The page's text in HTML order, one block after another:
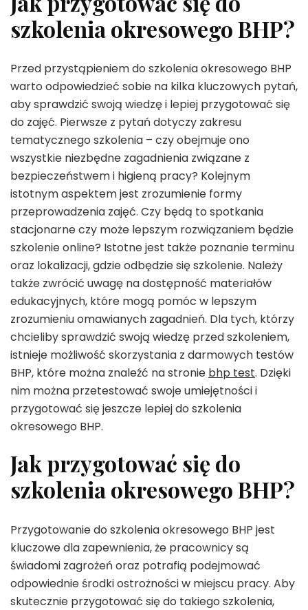
szkolenia okresowego BHP?
Przed przystąpieniem do szkolenia okresowego BHP
warto odpowiedzieć sobie na kilka kluczowych pytań,
aby sprawdzić swoją wiedzę i lepiej przygotować się
do zajęć. Pierwsze z pytań dotyczy zakresu
tematycznego szkolenia – czy obejmuje ono
wszystkie niezbędne zagadnienia związane z
bezpieczeństwem i higieną pracy? Kolejnym
istotnym aspektem jest zrozumienie formy
przeprowadzenia zajęć. Czy będą to spotkania
stacjonarne czy może lepszym rozwiązaniem będzie
szkolenie online? Istotne jest także poznanie terminu
oraz lokalizacji, gdzie odbędzie się szkolenie. Należy
także zwrócić uwagę na dostępność materiałów
edukacyjnych, które mogą pomóc w lepszym
zrozumieniu omawianych zagadnień. Dla tych, którzy
chcieliby sprawdzić swoją wiedzę przed szkoleniem,
istnieje możliwość skorzystania z darmowych testów
BHP, które można znaleźć na stronie bhp test. Dzięki
nim można przetestować swoje umiejętności i
przygotować się jeszcze lepiej do szkolenia
okresowego BHP.
Jak przygotować się do
szkolenia okresowego BHP?
Przygotowanie do szkolenia okresowego BHP jest
kluczowe dla zapewnienia, że pracownicy są
świadomi zagrożeń oraz potrafią podejmować
odpowiednie środki ostrożności w miejscu pracy. Aby
skutecznie przygotować się do takiego szkolenia,